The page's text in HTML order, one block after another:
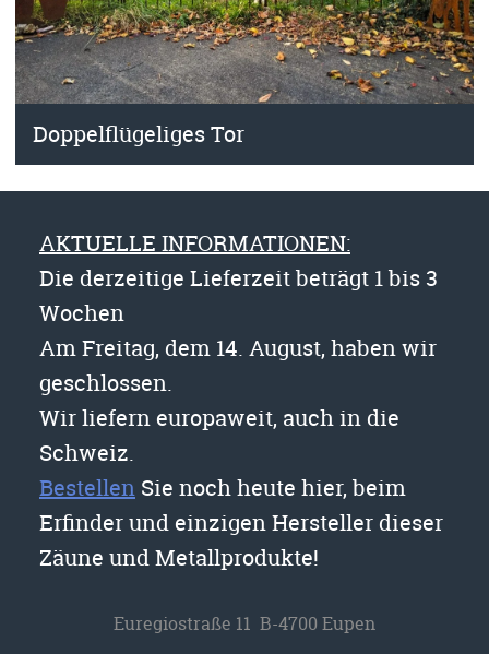
Doppelflügeliges Tor
AKTUELLE INFORMATIONEN:
Die derzeitige Lieferzeit beträgt 1 bis 3
Wochen
Am Freitag, dem 14. August, haben wir
geschlossen.
Wir liefern europaweit, auch in die
Schweiz.
Bestellen Sie noch heute hier, beim
Erfinder und einzigen Hersteller dieser
Zäune und Metallprodukte!
Euregiostraße 11 B-4700 Eupen